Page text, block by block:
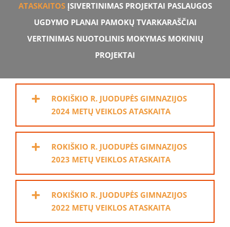
ATASKAITOS ĮSIVERTINIMAS PROJEKTAI PASLAUGOS
UGDYMO PLANAI PAMOKŲ TVARKARAŠČIAI
VERTINIMAS NUOTOLINIS MOKYMAS MOKINIŲ
PROJEKTAI
ROKIŠKIO R. JUODUPĖS GIMNAZIJOS
2024 METŲ VEIKLOS ATASKAITA
ROKIŠKIO R. JUODUPĖS GIMNAZIJOS
2023 METŲ VEIKLOS ATASKAITA
ROKIŠKIO R. JUODUPĖS GIMNAZIJOS
2022 METŲ VEIKLOS ATASKAITA